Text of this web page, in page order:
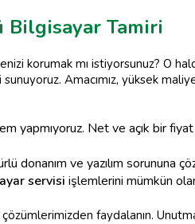
Bilgisayar Tamiri
korumak mı istiyorsunuz? O
Amacımız, yüksek
yapmıyoruz. Net ve açık bir
donanım ve yazılım sorununa
servisi işlemlerini mümkün
faydalanın.